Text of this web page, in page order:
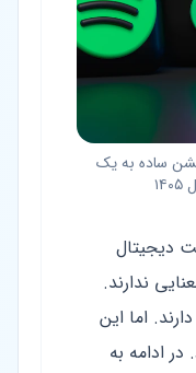
ساده به یک
دیجیتال
ندارند.
اما این
ادامه به